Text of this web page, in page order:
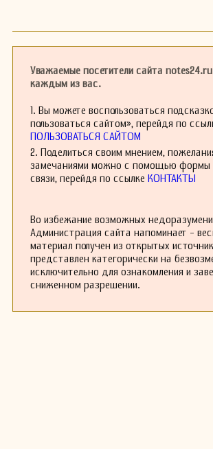
поисках работы в
задержался там надолго и
в 1589 году. В начале 90-х
причинам и скончался
эпитафии, папа Климент
титул Рыцаря Золотого
написанных в аккуратной,
контрапунктной
написал книгу вильянелл,
отсутствует сакральная
удивительно для
конце XVI века, хотя,
музыки не сохранилась.
Уважаемые посетители сайта
каждым из вас.
1. Вы можете воспользоваться
пользоваться сайтом», перейдя по
ПОЛЬЗОВАТЬСЯ САЙТОМ
2. Поделиться своим мнением,
замечаниями можно с помощью формы
связи, перейдя по ссылке КОНТАКТЫ
Во избежание возможных
Администрация сайта напоминает -
материал получен из открытых
представлен категорически на
исключительно для ознакомления и
сниженном разрешении.